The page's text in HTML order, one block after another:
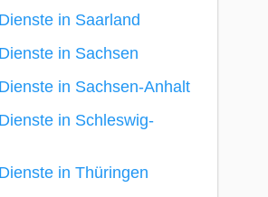
in Saarland
in Sachsen
in Sachsen-Anhalt
in Schleswig-
in Thüringen